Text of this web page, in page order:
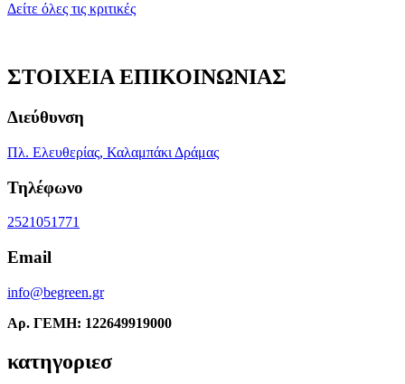
Δείτε όλες τις κριτικές
ΣΤΟΙΧΕΙΑ ΕΠΙΚΟΙΝΩΝΙΑΣ
Διεύθυνση
Πλ. Ελευθερίας, Καλαμπάκι Δράμας
Τηλέφωνο
2521051771
Email
info@begreen.gr
Αρ. ΓΕΜΗ: 122649919000
κατηγοριεσ